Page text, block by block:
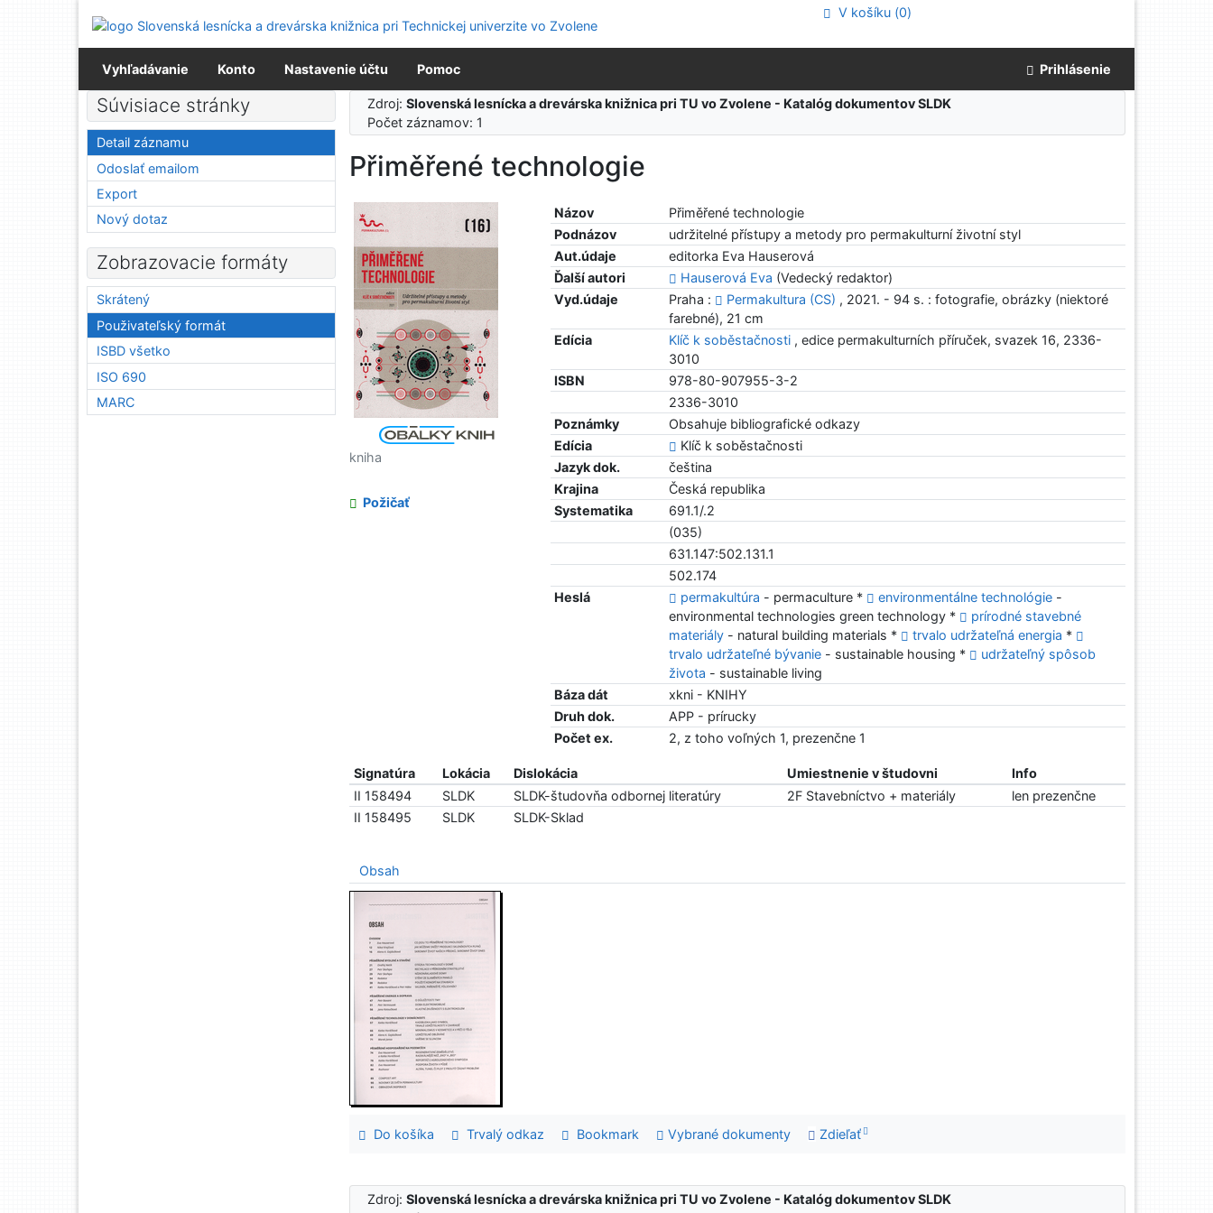
Prejsť na menu
Prehlásenie o webovej prístupnosti
V košíku (0)
Vyhľadávanie Konto Nastavenie účtu Pomoc Prihlásenie
Zdroj:Slovenská lesnícka a drevárska knižnica pri TU vo Zvolene - Katalóg dokumentov SLDK
Počet záznamov: 1
Přiměřené technologie
Názov
Přiměřené technologie
Podnázov
udržitelné přístupy a metody pro permakulturní životní styl
Aut.údaje
editorka Eva Hauserová
Ďalší autori
Hauserová Eva (Vedecký redaktor)
Vyd.údaje
Praha : Permakultura (CS) , 2021. - 94 s. : fotografie, obrázky (niektoré
farebné), 21 cm
Edícia
Klíč k soběstačnosti , edice permakulturních příruček, svazek 16, 2336-
3010
ISBN
978-80-907955-3-2
2336-3010
Poznámky
Obsahuje bibliografické odkazy
Edícia
Klíč k soběstačnosti
Jazyk dok.
čeština
Krajina
Česká republika
Systematika
691.1/.2
(035)
631.147:502.131.1
502.174
Heslá
permakultúra - permaculture * environmentálne technológie -
environmental technologies green technology *
prírodné stavebné
materiály - natural building materials * trvalo udržateľná energia *
trvalo udržateľné bývanie - sustainable housing *
udržateľný spôsob
života - sustainable living
Báza dát
xkni - KNIHY
Druh dok.
APP - prírucky
Počet ex.
2, z toho voľných 1, prezenčne 1
kniha
Požičať
Signatúra Lokácia Dislokácia Umiestnenie v študovni
Info
II 158494
SLDK SLDK-študovňa odbornej literatúry 2F Stavebníctvo + materiály
len prezenčne
II 158495
SLDK SLDK-Sklad
Obsah
Do košíka Trvalý odkaz Bookmark Vybrané dokumenty Zdieľať
Zdroj:Slovenská lesnícka a drevárska knižnica pri TU vo Zvolene - Katalóg dokumentov SLDK
Súvisiace stránky
Detail záznamu
Odoslať emailom
Export
Nový dotaz
Zobrazovacie formáty
Skrátený
Použivateľský formát
ISBD všetko
ISO 690
MARC